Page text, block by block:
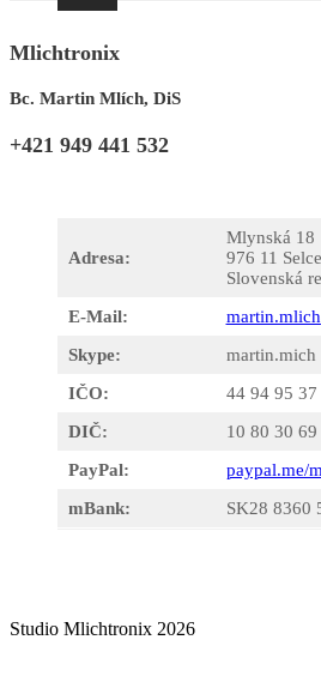
Mlichtronix
Bc. Martin Mlích, DiS
+421 949 441 532
Adresa:
Mlynská 18
976 11 Selce
Slovenská
E-Mail:
Skype:
martin.mich
IČO:
44 94 95 37
DIČ:
10 80 30 69
PayPal:
paypal.me/
mBank:
SK28 8360
Studio Mlichtronix 2026